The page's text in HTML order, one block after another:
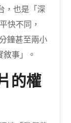
，也是「深
快不同，
鐘甚至兩小
事」。
的權